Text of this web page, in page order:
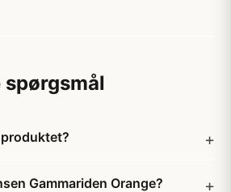
Gammariden Orange?